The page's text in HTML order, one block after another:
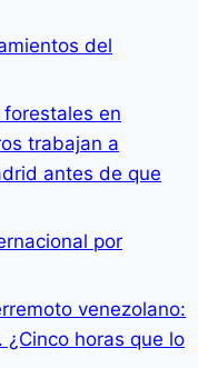
del
en
trabajan a
antes de que
por
venezolano:
¿Cinco horas que lo